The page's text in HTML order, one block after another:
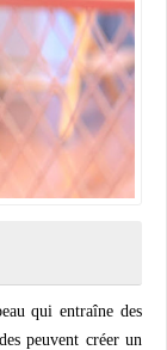
qui entraîne des
peuvent créer un